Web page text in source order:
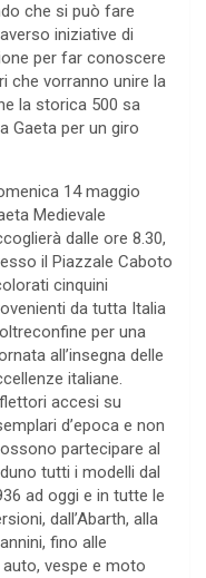
che si può fare
iniziative di
per far conoscere
che vorranno unire la
la storica 500 sa
Gaeta per un giro
14 maggio
Medievale
dalle ore 8.30,
il Piazzale Caboto
cinquini
da tutta Italia
per una
all’insegna delle
italiane.
accesi su
d’epoca e non
partecipare al
tutti i modelli dal
ad oggi e in tutte le
dall’Abarth, alla
fino alle
auto, vespe e moto